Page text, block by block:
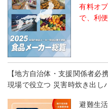
有料オ
で、利
【地方自治体・支援関係者必携
現場で役立つ 災害時炊き出し
避難生